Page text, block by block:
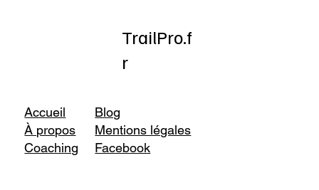
TrailPro.f
r
Accueil
À propos
Coaching
Blog
Mentions légales
Facebook